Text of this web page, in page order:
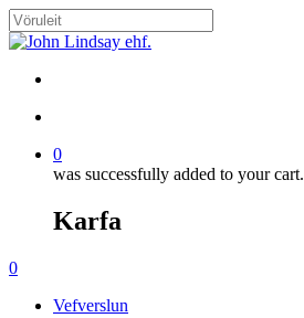
Skip
to
content
Close
0
was successfully added to your cart.
Karfa
Menu
search
account
0
Vefverslun